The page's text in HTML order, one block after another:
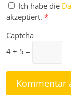
Ich habe die
akzeptiert. *
Captcha
4 + 5 =